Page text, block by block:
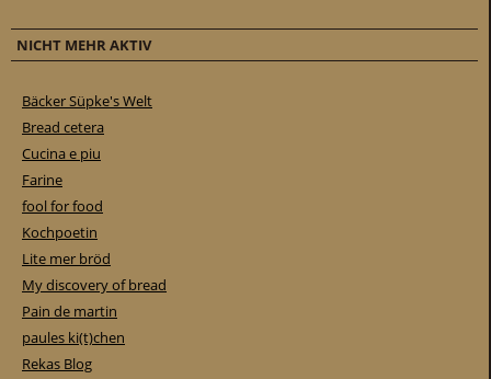
NICHT MEHR AKTIV
Bäcker Süpke's Welt
Bread cetera
Cucina e piu
Farine
fool for food
Kochpoetin
Lite mer bröd
My discovery of bread
Pain de martin
paules ki(t)chen
Rekas Blog